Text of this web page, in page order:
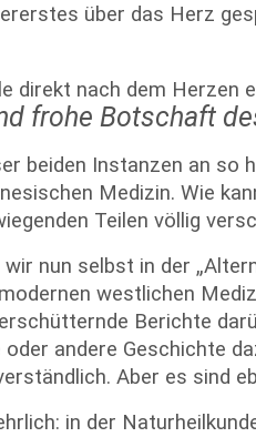
über das Herz
direkt nach dem
frohe Botschaft
beiden Instanzen an so
Medizin. Wie
Teilen völlig
wir nun selbst in der
westlichen
Berichte
oder andere Geschichte
Aber es sind
in der